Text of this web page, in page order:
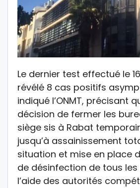
Le dernier test effectué le
révélé 8 cas positifs
indiqué l’ONMT, précisant
décision de fermer les
siège sis à Rabat
jusqu’à assainissement
situation et mise en place
de désinfection de tous
l’aide des autorités